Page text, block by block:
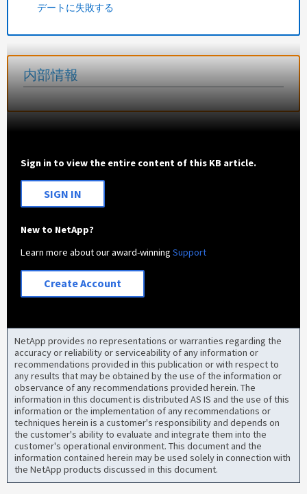
デートに失敗する
内部情報
Sign in to view the entire content of this KB article.
SIGN IN
New to NetApp?
Learn more about our award-winningSupport
Create Account
NetApp provides no representations or warranties regarding the
accuracy or reliability or serviceability of any information or
recommendations provided in this publication or with respect to
any results that may be obtained by the use of the information or
observance of any recommendations provided herein. The
information in this document is distributed AS IS and the use of this
information or the implementation of any recommendations or
techniques herein is a customer's responsibility and depends on
the customer's ability to evaluate and integrate them into the
customer's operational environment. This document and the
information contained herein may be used solely in connection with
the NetApp products discussed in this document.